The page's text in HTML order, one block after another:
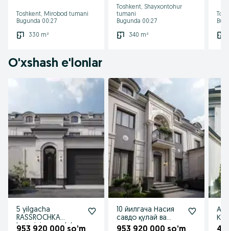
Toshkent, Mirobod tumani
Bugunda 00:27
330 m²
Toshkent, Shayxontohur
tumani
Bugunda 00:27
340 m²
O'xshash e'lonlar
5 yilgacha
RASSROCHKA
kottejniy gorodok
10 йилгача Насия
савдо қулай ва
кенг хонадон